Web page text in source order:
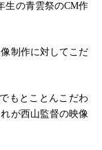
生の青雲祭のCM作
制作に対してこだ
もとことんこだわ
が西山監督の映像